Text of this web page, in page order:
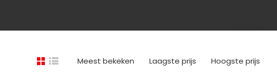
Meest bekeken Laagste prijs Hoogste prijs